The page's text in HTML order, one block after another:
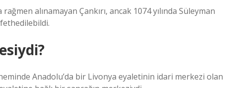
alınamayan Çankırı, ancak 1074 yılında Süleyman
Anadolu’da bir Livonya eyaletinin idari merkezi olan